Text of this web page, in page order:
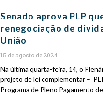
Senado aprova PLP
renegociação de
União
15 de agosto de 2024
Na última quarta-feira, 14, o
projeto de lei complementar –
Programa de Pleno Pagamento de